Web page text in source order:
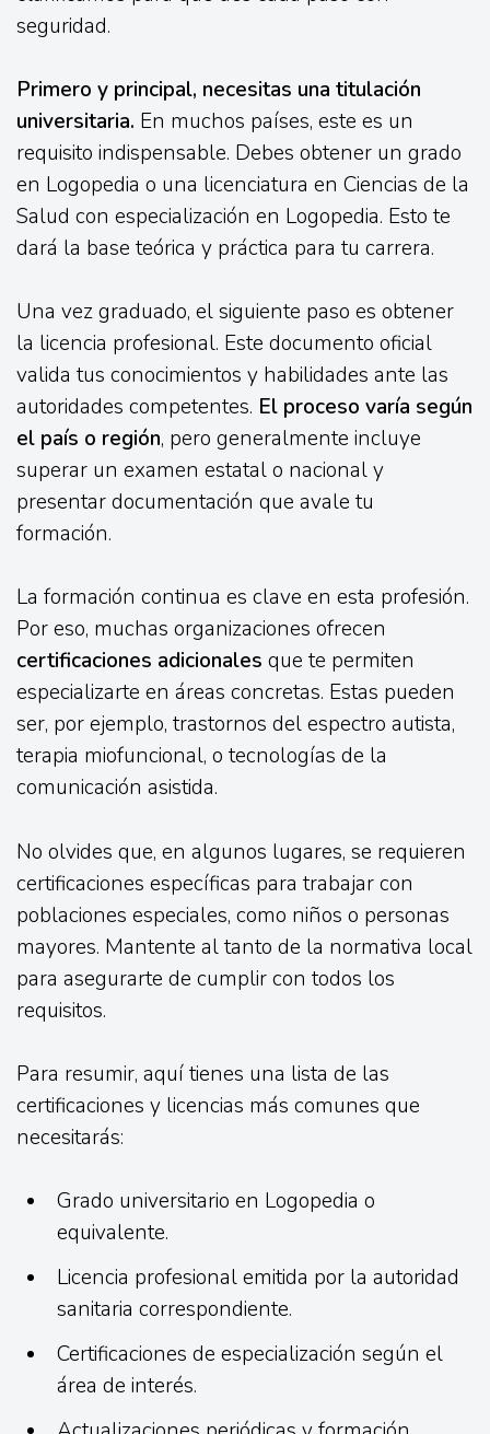
seguridad.
Primero y principal, necesitas una titulación
universitaria. En muchos países, este es un
requisito indispensable. Debes obtener un grado
en Logopedia o una licenciatura en Ciencias de la
Salud con especialización en Logopedia. Esto te
dará la base teórica y práctica para tu carrera.
Una vez graduado, el siguiente paso es obtener
la licencia profesional. Este documento oficial
valida tus conocimientos y habilidades ante las
autoridades competentes. El proceso varía según
el país o región, pero generalmente incluye
superar un examen estatal o nacional y
presentar documentación que avale tu
formación.
La formación continua es clave en esta profesión.
Por eso, muchas organizaciones ofrecen
certificaciones adicionales que te permiten
especializarte en áreas concretas. Estas pueden
ser, por ejemplo, trastornos del espectro autista,
terapia miofuncional, o tecnologías de la
comunicación asistida.
No olvides que, en algunos lugares, se requieren
certificaciones específicas para trabajar con
poblaciones especiales, como niños o personas
mayores. Mantente al tanto de la normativa local
para asegurarte de cumplir con todos los
requisitos.
Para resumir, aquí tienes una lista de las
certificaciones y licencias más comunes que
necesitarás:
Grado universitario en Logopedia o
equivalente.
Licencia profesional emitida por la autoridad
sanitaria correspondiente.
Certificaciones de especialización según el
área de interés.